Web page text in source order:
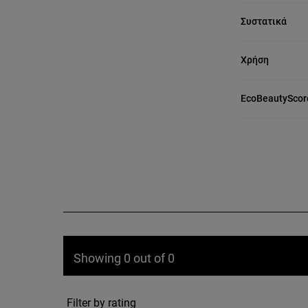
Συστατικά
Χρήση
Showing 0 out of 0
Filter by rating